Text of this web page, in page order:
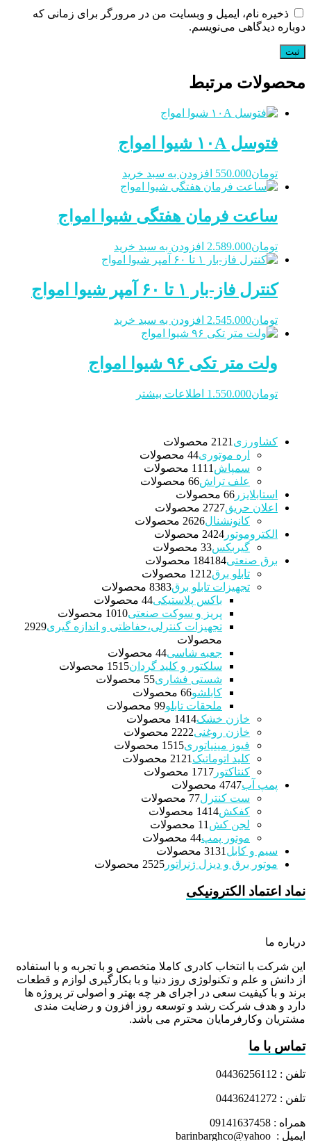
ذخیره نام، ایمیل و وبسایت من در مرورگر برای زمانی که
دوباره دیدگاهی می‌نویسم.
محصولات مرتبط
فتوسل ۱۰A شیوا امواج
تومان550.000 افزودن به سبد خرید
ساعت فرمان هفتگی شیوا امواج
تومان2.589.000 افزودن به سبد خرید
کنترل فاز-بار ۱ تا ۶۰ آمپر شیوا امواج
تومان2.545.000 افزودن به سبد خرید
ولت متر تکی ۹۶ شیوا امواج
تومان1.550.000 اطلاعات بیشتر
کشاورزی 21 21 محصولات
اره موتوری 44 محصولات
سمپاش
11 11 محصولات
علف تراش 66 محصولات
استابلایزر
66 محصولات
اعلان حریق
2727 محصولات
کانونشنال
2626 محصولات
الکتروموتور
2424 محصولات
گیربکس 33 محصولات
برق صنعتی
184184 محصولات
تابلو برق
1212 محصولات
تجهیزات تابلو برق
8383 محصولات
باکس پلاستیکی 44 محصولات
پریز و سوکت صنعتی
1010 محصولات
تجهیزات کنترلی،حفاظتی و اندازه گیری
2929
محصولات
جعبه شاسی 44 محصولات
سلکتور و کلید گردان
1515 محصولات
شستی فشاری 55 محصولات
کابلشو 66 محصولات
ملحقات تابلو 99 محصولات
خازن خشک
1414 محصولات
خازن روغنی
2222 محصولات
فیوز مینیاتوری
1515 محصولات
کلید اتوماتیک
21 21 محصولات
کنتاکتور
1717 محصولات
پمپ آب
4747 محصولات
ست کنترل 77 محصولات
کفکش
1414 محصولات
لجن کش
1 1 محصولات
موتور پمپ 44 محصولات
سیم و کابل
3131 محصولات
موتور برق و دیزل ژنراتور
2525 محصولات
نماد اعتماد الکترونیکی
درباره ما
این شرکت با انتخاب کادری کاملا متخصص و با تجربه و با استفاده
از دانش و علم و تکنولوژی روز دنیا و با بکارگیری لوازم و قطعات
برند و با کیفیت سعی در اجرای هر چه بهتر و اصولی تر پروژه ها
دارد و هدف شرکت رشد و توسعه روز افزون و رضایت مندی
مشتریان وکارفرمایان محترم می باشد.
تماس با ما
تلفن : 04436256112
تلفن : 04436241272
همراه : 09141637458
ایمیل : barinbarghco@yahoo